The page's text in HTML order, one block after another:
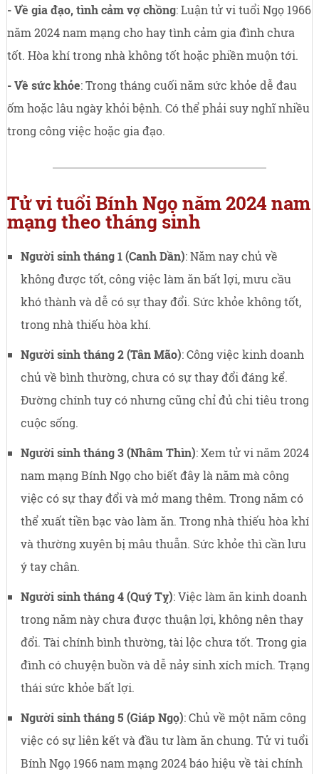
- Về gia đạo, tình cảm vợ chồng: Luận tử vi tuổi Ngọ 1966
năm 2024 nam mạng cho hay tình cảm gia đình chưa
tốt. Hòa khí trong nhà không tốt hoặc phiền muộn tới.
- Về sức khỏe: Trong tháng cuối năm sức khỏe dễ đau
ốm hoặc lâu ngày khỏi bệnh. Có thể phải suy nghĩ nhiều
trong công việc hoặc gia đạo.
Tử vi tuổi Bính Ngọ năm 2024 nam
mạng theo tháng sinh
Người sinh tháng 1 (Canh Dần): Năm nay chủ về
không được tốt, công việc làm ăn bất lợi, mưu cầu
khó thành và dễ có sự thay đổi. Sức khỏe không tốt,
trong nhà thiếu hòa khí.
Người sinh tháng 2 (Tân Mão): Công việc kinh doanh
chủ về bình thường, chưa có sự thay đổi đáng kể.
Đường chính tuy có nhưng cũng chỉ đủ chi tiêu trong
cuộc sống.
Người sinh tháng 3 (Nhâm Thìn): Xem tử vi năm 2024
nam mạng Bính Ngọ cho biết đây là năm mà công
việc có sự thay đổi và mở mang thêm. Trong năm có
thể xuất tiền bạc vào làm ăn. Trong nhà thiếu hòa khí
và thường xuyên bị mâu thuẫn. Sức khỏe thì cần lưu
ý tay chân.
Người sinh tháng 4 (Quý Tỵ): Việc làm ăn kinh doanh
trong năm này chưa được thuận lợi, không nên thay
đổi. Tài chính bình thường, tài lộc chưa tốt. Trong gia
đình có chuyện buồn và dễ nảy sinh xích mích. Trạng
thái sức khỏe bất lợi.
Người sinh tháng 5 (Giáp Ngọ): Chủ về một năm công
việc có sự liên kết và đầu tư làm ăn chung. Tử vi tuổi
Bính Ngọ 1966 nam mạng 2024 báo hiệu về tài chính